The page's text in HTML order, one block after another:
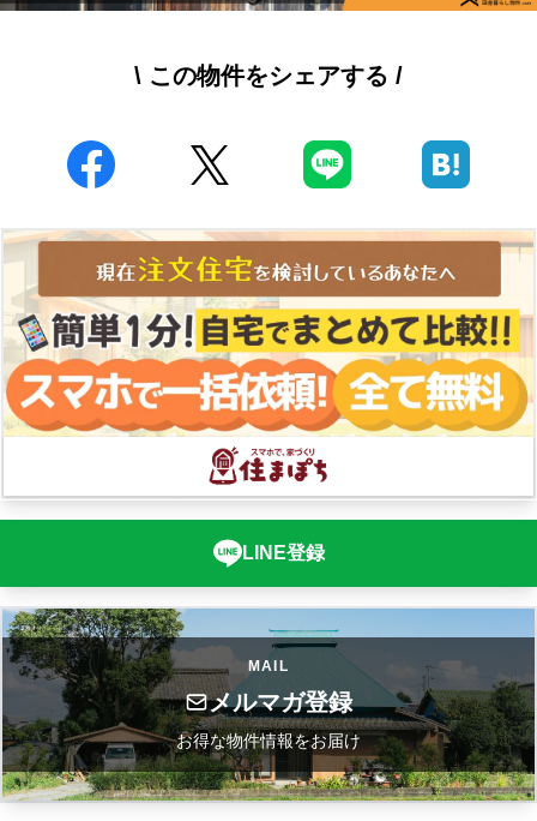
\ この物件をシェアする /
LINE登録
MAIL
メルマガ登録
お得な物件情報をお届け